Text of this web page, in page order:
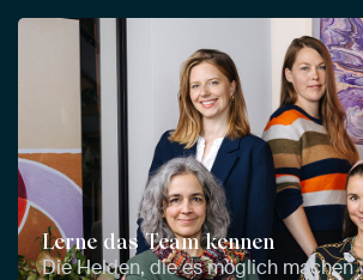
Lerne das Team kennen
Die Helden, die es möglich machen